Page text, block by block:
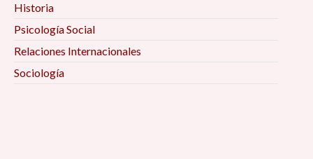
Historia
Psicología Social
Relaciones Internacionales
Sociología